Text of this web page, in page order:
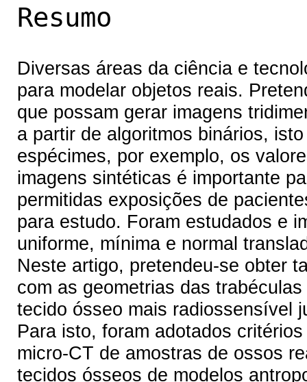
Resumo
Diversas áreas da ciência e
para modelar objetos reais.
que possam gerar imagens
a partir de algoritmos binários,
espécimes, por exemplo, os
imagens sintéticas é importante
permitidas exposições de
para estudo. Foram estudados e
uniforme, mínima e normal
Neste artigo, pretendeu-se obter
com as geometrias das
tecido ósseo mais radiossensível
Para isto, foram adotados
micro-CT de amostras de ossos
tecidos ósseos de modelos